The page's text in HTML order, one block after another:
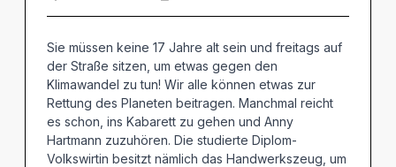
Sie müssen keine 17 Jahre alt sein und freitags auf
der Straße sitzen, um etwas gegen den
Klimawandel zu tun! Wir alle können etwas zur
Rettung des Planeten beitragen. Manchmal reicht
es schon, ins Kabarett zu gehen und Anny
Hartmann zuzuhören. Die studierte Diplom-
Volkswirtin besitzt nämlich das Handwerkszeug, um